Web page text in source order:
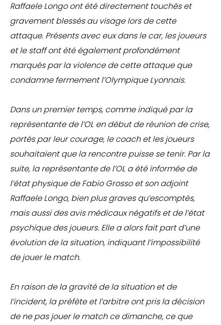
Raffaele Longo ont été directement touchés et
gravement blessés au visage lors de cette
attaque. Présents avec eux dans le car, les joueurs
et le staff ont été également profondément
marqués par la violence de cette attaque que
condamne fermement l’Olympique Lyonnais.
Dans un premier temps, comme indiqué par la
représentante de l’OL en début de réunion de crise,
portés par leur courage, le coach et les joueurs
souhaitaient que la rencontre puisse se tenir. Par la
suite, la représentante de l’OL a été informée de
l’état physique de Fabio Grosso et son adjoint
Raffaele Longo, bien plus graves qu’escomptés,
mais aussi des avis médicaux négatifs et de l’état
psychique des joueurs. Elle a alors fait part d’une
évolution de la situation, indiquant l’impossibilité
de jouer le match.
En raison de la gravité de la situation et de
l’incident, la préfète et l’arbitre ont pris la décision
de ne pas jouer le match ce dimanche, ce que